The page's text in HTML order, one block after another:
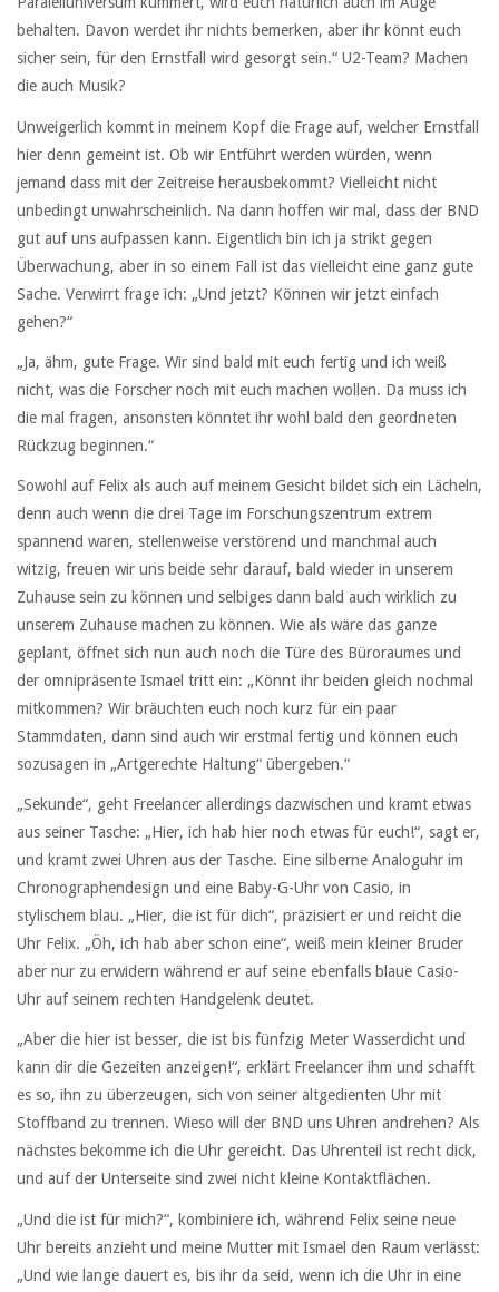
behalten. Davon werdet ihr nichts bemerken, aber ihr könnt euch
sicher sein, für den Ernstfall wird gesorgt sein.“ U2-Team? Machen
die auch Musik?
Unweigerlich kommt in meinem Kopf die Frage auf, welcher Ernstfall
hier denn gemeint ist. Ob wir Entführt werden würden, wenn
jemand dass mit der Zeitreise herausbekommt? Vielleicht nicht
unbedingt unwahrscheinlich. Na dann hoffen wir mal, dass der BND
gut auf uns aufpassen kann. Eigentlich bin ich ja strikt gegen
Überwachung, aber in so einem Fall ist das vielleicht eine ganz gute
Sache. Verwirrt frage ich: „Und jetzt? Können wir jetzt einfach
gehen?“
„Ja, ähm, gute Frage. Wir sind bald mit euch fertig und ich weiß
nicht, was die Forscher noch mit euch machen wollen. Da muss ich
die mal fragen, ansonsten könntet ihr wohl bald den geordneten
Rückzug beginnen.“
Sowohl auf Felix als auch auf meinem Gesicht bildet sich ein Lächeln,
denn auch wenn die drei Tage im Forschungszentrum extrem
spannend waren, stellenweise verstörend und manchmal auch
witzig, freuen wir uns beide sehr darauf, bald wieder in unserem
Zuhause sein zu können und selbiges dann bald auch wirklich zu
unserem Zuhause machen zu können. Wie als wäre das ganze
geplant, öffnet sich nun auch noch die Türe des Büroraumes und
der omnipräsente Ismael tritt ein: „Könnt ihr beiden gleich nochmal
mitkommen? Wir bräuchten euch noch kurz für ein paar
Stammdaten, dann sind auch wir erstmal fertig und können euch
sozusagen in „Artgerechte Haltung“ übergeben.“
„Sekunde“, geht Freelancer allerdings dazwischen und kramt etwas
aus seiner Tasche: „Hier, ich hab hier noch etwas für euch!“, sagt er,
und kramt zwei Uhren aus der Tasche. Eine silberne Analoguhr im
Chronographendesign und eine Baby-G-Uhr von Casio, in
stylischem blau. „Hier, die ist für dich“, präzisiert er und reicht die
Uhr Felix. „Öh, ich hab aber schon eine“, weiß mein kleiner Bruder
aber nur zu erwidern während er auf seine ebenfalls blaue Casio-
Uhr auf seinem rechten Handgelenk deutet.
„Aber die hier ist besser, die ist bis fünfzig Meter Wasserdicht und
kann dir die Gezeiten anzeigen!“, erklärt Freelancer ihm und schafft
es so, ihn zu überzeugen, sich von seiner altgedienten Uhr mit
Stoffband zu trennen. Wieso will der BND uns Uhren andrehen? Als
nächstes bekomme ich die Uhr gereicht. Das Uhrenteil ist recht dick,
und auf der Unterseite sind zwei nicht kleine Kontaktflächen.
„Und die ist für mich?“, kombiniere ich, während Felix seine neue
Uhr bereits anzieht und meine Mutter mit Ismael den Raum verlässt:
„Und wie lange dauert es, bis ihr da seid, wenn ich die Uhr in eine